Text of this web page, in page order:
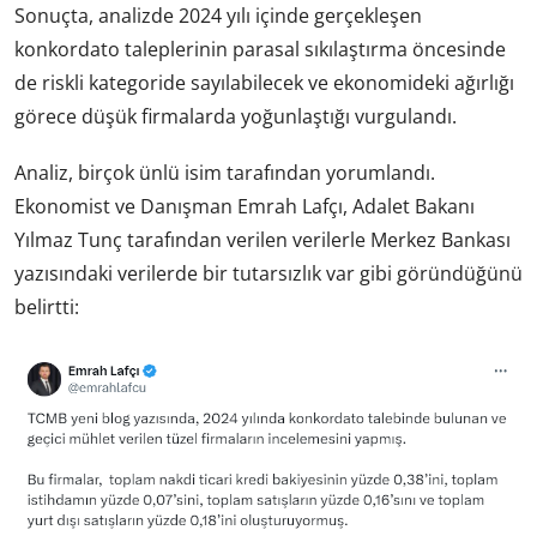
Sonuçta, analizde 2024 yılı içinde gerçekleşen
konkordato taleplerinin parasal sıkılaştırma öncesinde
de riskli kategoride sayılabilecek ve ekonomideki ağırlığı
görece düşük firmalarda yoğunlaştığı vurgulandı.
Analiz, birçok ünlü isim tarafından yorumlandı.
Ekonomist ve Danışman Emrah Lafçı, Adalet Bakanı
Yılmaz Tunç tarafından verilen verilerle Merkez Bankası
yazısındaki verilerde bir tutarsızlık var gibi göründüğünü
belirtti: